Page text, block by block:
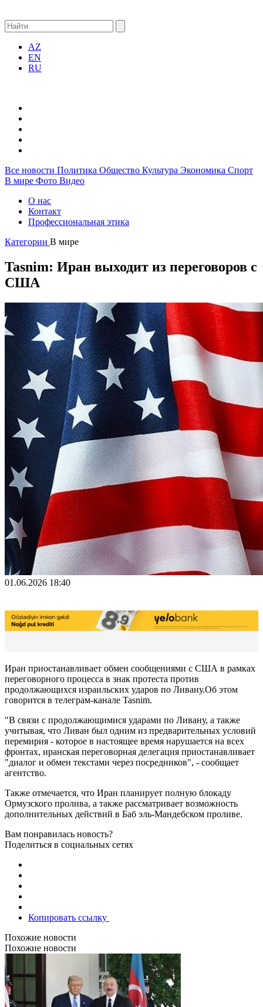
AZ
EN
RU
Все новости Политика Общество Культура Экономика Спорт
В мире Фото Видео
О нас
Контакт
Профессиональная этика
Категории В мире
Tasnim: Иран выходит из переговоров с
США
01.06.2026 18:40
Иран приостанавливает обмен сообщениями с США в рамках
переговорного процесса в знак протеста против
продолжающихся израильских ударов по Ливану.Oб этом
говорится в телеграм-канале Tasnim.
"В связи с продолжающимися ударами по Ливану, а также
учитывая, что Ливан был одним из предварительных условий
перемирия - которое в настоящее время нарушается на всех
фронтах, иранская переговорная делегация приостанавливает
"диалог и обмен текстами через посредников", - сообщает
агентство.
Также отмечается, что Иран планирует полную блокаду
Ормузского пролива, а также рассматривает возможность
дополнительных действий в Баб эль-Мандебском проливе.
Вам понравилась новость?
Поделиться в социальных сетях
Копировать ссылку
Похожие новости
Похожие новости